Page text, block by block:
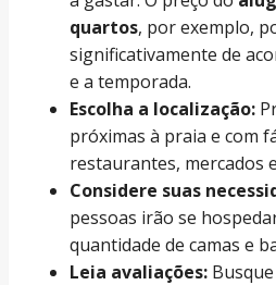
quartos, por exemplo,
significativamente de
e a temporada.
Escolha a localização:
próximas à praia e com
restaurantes, mercados
Considere suas
pessoas irão se
quantidade de camas e
Leia avaliações: